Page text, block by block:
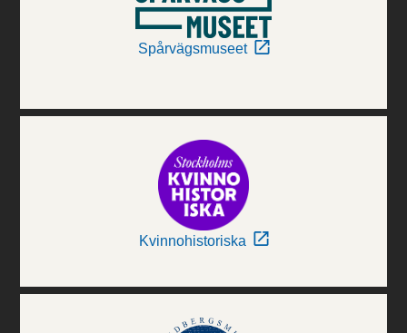
Spårvägsmuseet
Kvinnohistoriska